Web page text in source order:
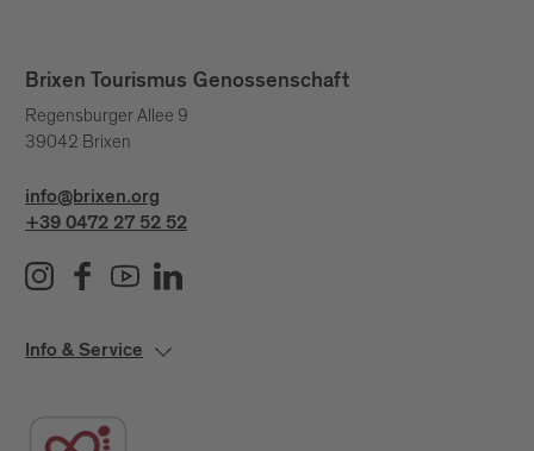
Brixen Tourismus Genossenschaft
Regensburger Allee 9
39042 Brixen
info@brixen.org
+39 0472 27 52 52
Info & Service